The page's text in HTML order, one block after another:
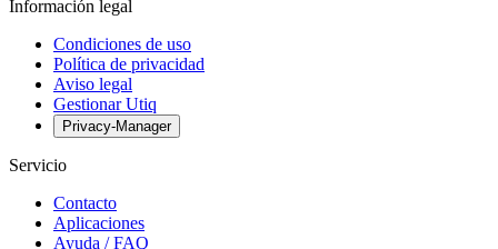
Información legal
Condiciones de uso
Política de privacidad
Aviso legal
Gestionar Utiq
Privacy-Manager
Servicio
Contacto
Aplicaciones
Ayuda / FAQ